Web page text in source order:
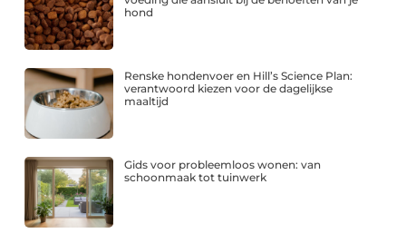
hond
Renske hondenvoer en Hill’s Science Plan:
verantwoord kiezen voor de dagelijkse
maaltijd
Gids voor probleemloos wonen: van
schoonmaak tot tuinwerk